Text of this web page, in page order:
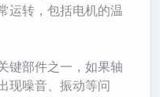
运转，包括电机的温
部件之一，如果轴
现噪音、振动等问